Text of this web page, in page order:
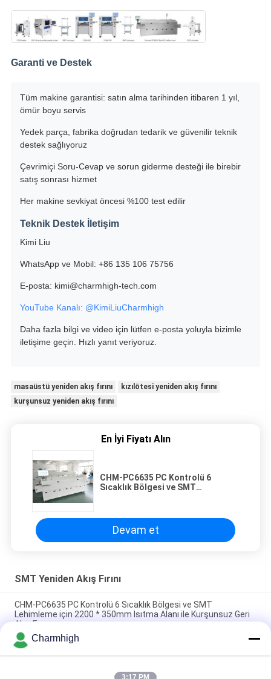
Garanti ve Destek
Tüm makine garantisi: satın alma tarihinden itibaren 1 yıl,
ömür boyu servis
Yedek parça, fabrika doğrudan tedarik ve güvenilir teknik
destek sağlıyoruz
Çevrimiçi Soru-Cevap ve sorun giderme desteği ile birebir
satış sonrası hizmet
Her makine sevkiyat öncesi %100 test edilir
Teknik Destek İletişim
Kimi Liu
WhatsApp ve Mobil: +86 135 106 75756
E-posta: kimi@charmhigh-tech.com
YouTube Kanalı: @KimiLiuCharmhigh
Daha fazla bilgi ve video için lütfen e-posta yoluyla bizimle
iletişime geçin. Hızlı yanıt veriyoruz.
masaüstü yeniden akış fırını
kızılötesi yeniden akış fırını
kurşunsuz yeniden akış fırını
En İyi Fiyatı Alın
CHM-PC6635 PC Kontrolü 6
Sıcaklık Bölgesi ve SMT
Akış Fırını
Devam et
SMT Yeniden Akış Fırını
CHM-PC6635 PC Kontrolü 6 Sıcaklık Bölgesi ve SMT
Lehimleme için 2200 * 350mm Isıtma Alanı ile Kurşunsuz Geri
Akış Fırını
CHM-F830 Dikey SMT Geri Akış Fırını 8 Temp Bölgeleri
1400*300mm Sıcak Hava Lehimleme Makinesi
Charmhigh
3:17 PM